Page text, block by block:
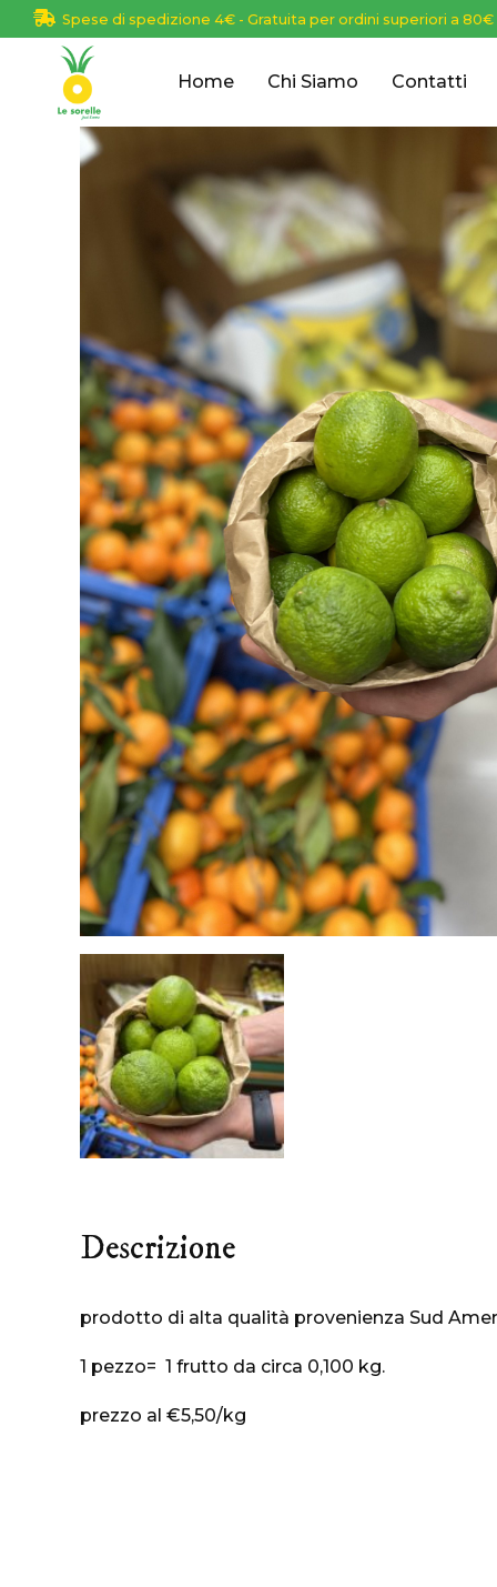
Spese di spedizione 4€ - Gratuita per ordini superiori a 80€
Home Chi Siamo Contatti
Descrizione
prodotto di alta qualità provenienza Sud
1 pezzo= 1 frutto da circa 0,100 kg.
prezzo al €5,50/kg